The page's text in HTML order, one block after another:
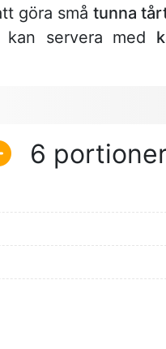
göra småtunna
kan servera med
6